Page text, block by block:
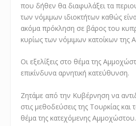
που δήθεν θα διαφυλάξει τα
των νόμιμων ιδιοκτήτων καθώς
ακόμα πρόκληση σε βάρος του
κυρίως των νόμιμων κατοίκων της
Οι εξελίξεις στο θέμα της
επικίνδυνα αρνητική κατεύθυνση.
Ζητάμε από την Κυβέρνηση να
στις μεθοδεύσεις της Τουρκίας
θέμα της κατεχόμενης Αμμοχώστου.